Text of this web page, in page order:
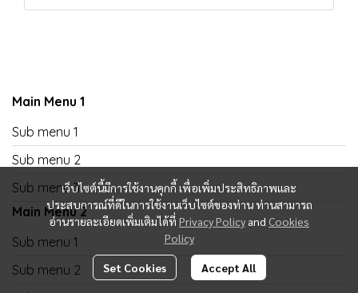
เว็บไซต์นี้มีการใช้งานคุกกี้ เพื่อเพิ่มประสิทธิภาพและ
ประสบการณ์ที่ดีในการใช้งานเว็บไซต์ของท่าน ท่านสามารถ
อ่านรายละเอียดเพิ่มเติมได้ที่ Privacy Policy and Cookies
Policy
Set Cookies Accept All
Main Menu 1
Sub menu 1
Sub menu 2
Sub menu 3
Main Menu 2
Sub menu 1
Sub menu 2